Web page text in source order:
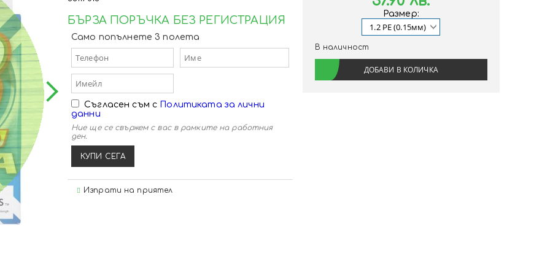
с водачи
за куки
и чепарета
за примамки
и лепила
за риболов
риболов
- Ножове и ножици
- Сигнализатори и обтегачи
- Плувки, ваглери и бомбарди
- Грижа за такъма
- Фидер аксесоари
аксесоари
- Други аксесоари
БЪРЗА ПОРЪЧКА БЕЗ РЕГИСТРАЦИЯ
Само попълнете 3 полета
Съгласен съм с Политиката за лични
данни
Ние ще се свържем с вас в рамките на работния
ден.
Изпрати на приятел
Размер:
В наличност